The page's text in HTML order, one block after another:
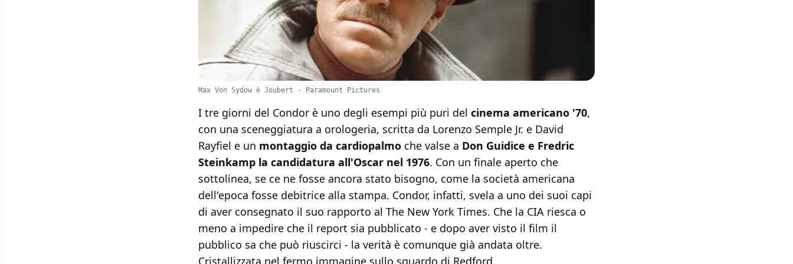
Max Von Sydow è Joubert - Paramount Pictures
I tre giorni del Condor è uno degli esempi più puri del cinema americano '70,
con una sceneggiatura a orologeria, scritta da Lorenzo Semple Jr. e David
Rayfiel e un montaggio da cardiopalmo che valse a Don Guidice e Fredric
Steinkamp la candidatura all'Oscar nel 1976. Con un finale aperto che
sottolinea, se ce ne fosse ancora stato bisogno, come la società americana
dell'epoca fosse debitrice alla stampa. Condor, infatti, svela a uno dei suoi capi
di aver consegnato il suo rapporto al The New York Times. Che la CIA riesca o
meno a impedire che il report sia pubblicato - e dopo aver visto il film il
pubblico sa che può riuscirci - la verità è comunque già andata oltre.
Cristallizzata nel fermo immagine sullo sguardo di Redford.